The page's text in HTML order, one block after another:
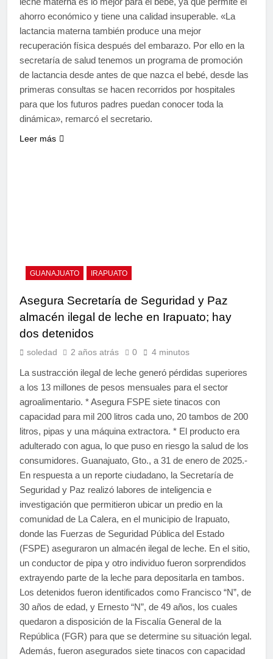
ahorro económico y tiene una calidad insuperable. «La
lactancia materna también produce una mejor
recuperación física después del embarazo. Por ello en la
secretaría de salud tenemos un programa de promoción
de lactancia desde antes de que nazca el bebé, desde las
primeras consultas se hacen recorridos por hospitales
para que los futuros padres puedan conocer toda la
dinámica», remarcó el secretario.
Leer más
GUANAJUATO IRAPUATO
Asegura Secretaría de Seguridad y Paz
almacén ilegal de leche en Irapuato; hay
dos detenidos
soledad 2 años atrás 0 4 minutos
La sustracción ilegal de leche generó pérdidas superiores
a los 13 millones de pesos mensuales para el sector
agroalimentario. * Asegura FSPE siete tinacos con
capacidad para mil 200 litros cada uno, 20 tambos de 200
litros, pipas y una máquina extractora. * El producto era
adulterado con agua, lo que puso en riesgo la salud de los
consumidores. Guanajuato, Gto., a 31 de enero de 2025.-
En respuesta a un reporte ciudadano, la Secretaría de
Seguridad y Paz realizó labores de inteligencia e
investigación que permitieron ubicar un predio en la
comunidad de La Calera, en el municipio de Irapuato,
donde las Fuerzas de Seguridad Pública del Estado
(FSPE) aseguraron un almacén ilegal de leche. En el sitio,
un conductor de pipa y otro individuo fueron sorprendidos
extrayendo parte de la leche para depositarla en tambos.
Los detenidos fueron identificados como Francisco “N”, de
30 años de edad, y Ernesto “N”, de 49 años, los cuales
quedaron a disposición de la Fiscalía General de la
República (FGR) para que se determine su situación legal.
Además, fueron asegurados siete tinacos con capacidad